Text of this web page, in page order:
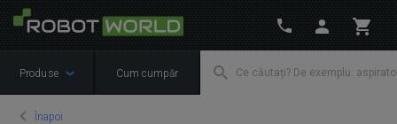
Produse Cum cumpăr
Înapoi